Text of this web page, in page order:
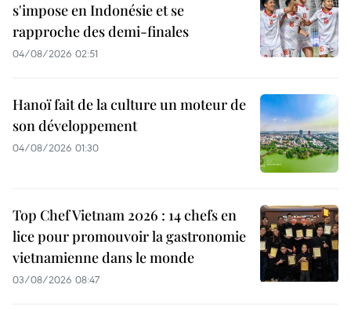
s'impose en Indonésie et se
rapproche des demi-finales
04/08/2026 02:51
Hanoï fait de la culture un moteur de
son développement
04/08/2026 01:30
Top Chef Vietnam 2026 : 14 chefs en
lice pour promouvoir la gastronomie
vietnamienne dans le monde
03/08/2026 08:47